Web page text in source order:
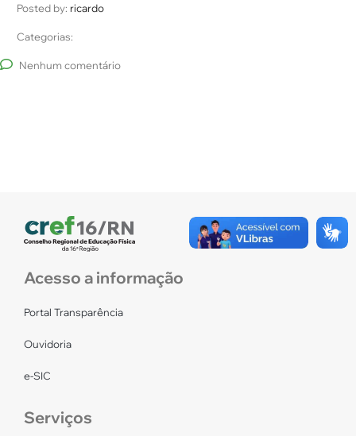
Posted by: ricardo
Categorias:
Nenhum comentário
Acesso a informação
Portal Transparência
Ouvidoria
e-SIC
Serviços